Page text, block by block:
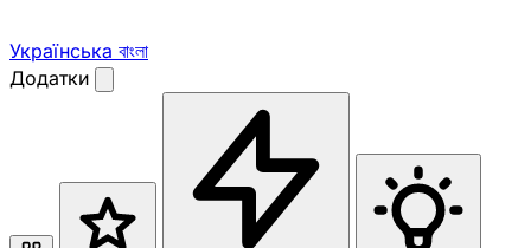
Українська বাংলা
Додатки